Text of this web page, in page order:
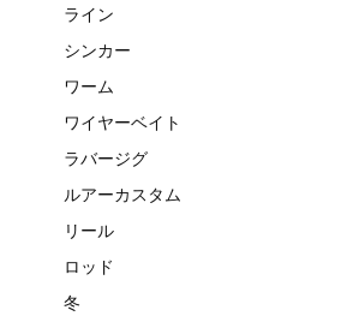
ライン
シンカー
ワーム
ワイヤーベイト
ラバージグ
ルアーカスタム
リール
ロッド
冬